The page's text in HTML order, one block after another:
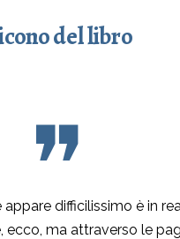
del libro
❞
appare difficilissimo è in
ecco, ma attraverso le